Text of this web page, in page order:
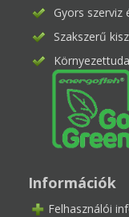
Gyors szerviz
Szakszerű
Információk
Felhasználói